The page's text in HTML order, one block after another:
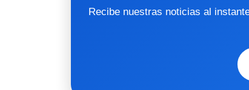
Recibe nuestras noticias al